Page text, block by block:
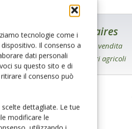
tecnologie come i
Il consenso a
dati personali
su questo sito e di
il consenso può
dettagliate. Le tue
modificare le
AgriAffaires
Acquisto e vendita
macchinari agricoli